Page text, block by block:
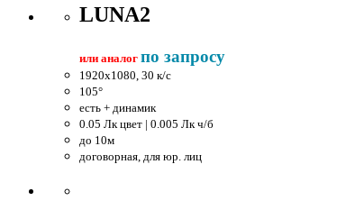
LUNA2
или аналог по запросу
1920x1080, 30 к/c
105°
есть + динамик
0.05 Лк цвет | 0.005 Лк ч/б
до 10м
договорная, для юр. лиц